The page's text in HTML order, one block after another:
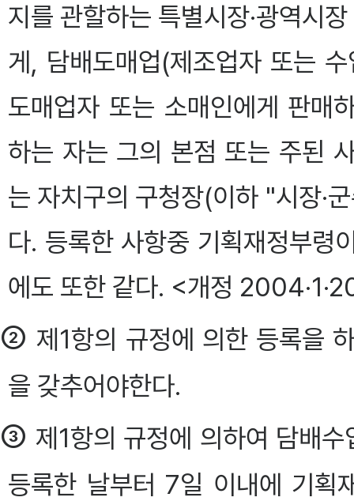
지를 관할하는 특별시장·광역시
게, 담배도매업(제조업자 또는
도매업자 또는 소매인에게 판매
하는 자는 그의 본점 또는 주된
는 자치구의 구청장(이하 "시장·
다. 등록한 사항중 기획재정부령
에도 또한 같다. <개정
② 제1항의 규정에 의한 등록을
을 갖추어야한다.
③ 제1항의 규정에 의하여 담배
등록한 날부터 7일 이내에 기획